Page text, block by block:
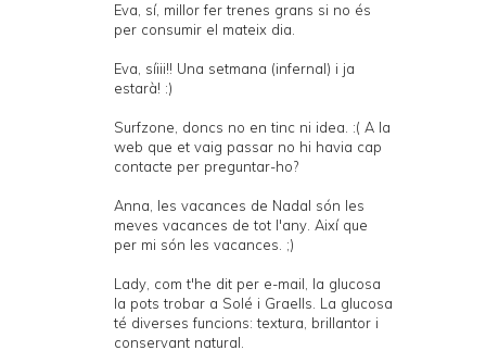
Eva, sí, millor fer trenes grans si no és
per consumir el mateix dia.
Eva, síiii!! Una setmana (infernal) i ja
estarà! :)
Surfzone, doncs no en tinc ni idea. :( A la
web que et vaig passar no hi havia cap
contacte per preguntar-ho?
Anna, les vacances de Nadal són les
meves vacances de tot l'any. Així que
per mi són les vacances. ;)
Lady, com t'he dit per e-mail, la glucosa
la pots trobar a Solé i Graells. La glucosa
té diverses funcions: textura, brillantor i
conservant natural.